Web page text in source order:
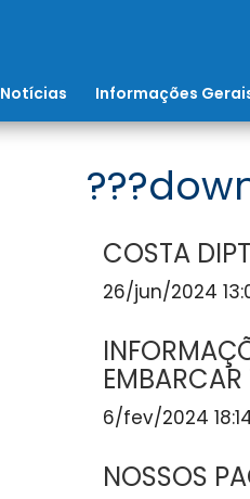
Notícias Informações
COSTA
26/jun/2024
6/fev/2024
NOSSOS